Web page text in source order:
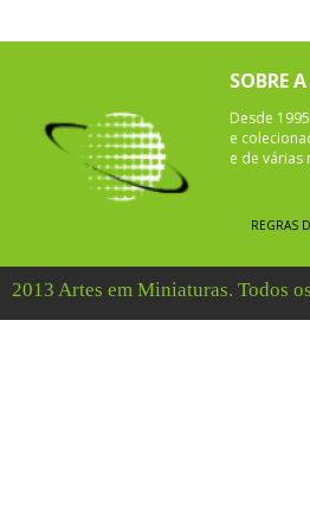
SOBRE
Desde
e
e de várias
REGRAS
2013 Artes em Miniaturas. Todos